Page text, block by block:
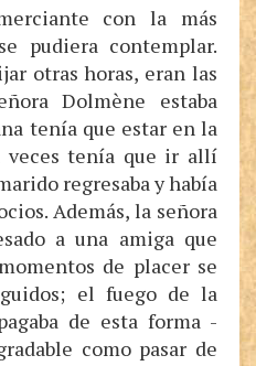
con la más
pudiera contemplar.
otras horas, eran las
Dolmène estaba
tenía que estar en la
veces tenía que ir allí
regresaba y había
Además, la señora
a una amiga que
de placer se
el fuego de la
de esta forma -
como pasar de